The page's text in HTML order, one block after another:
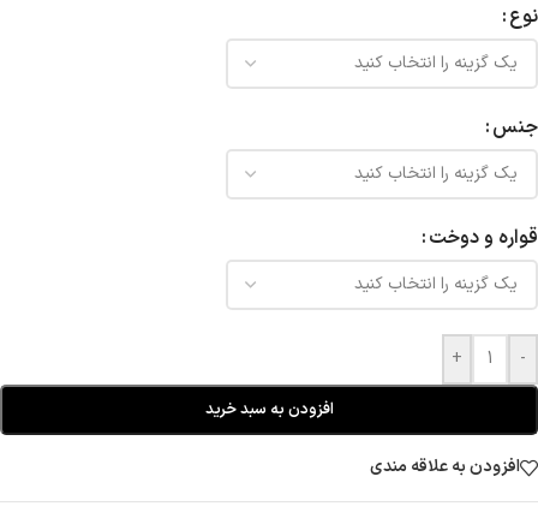
نوع
جنس
قواره و دوخت
-
+
افزودن به سبد خرید
افزودن به علاقه مندی